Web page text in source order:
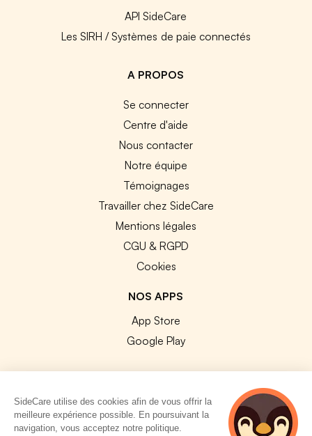
API SideCare
Les SIRH / Systèmes de paie connectés
A PROPOS
Se connecter
Centre d'aide
Nous contacter
Notre équipe
Témoignages
Travailler chez SideCare
Mentions légales
CGU & RGPD
Cookies
NOS APPS
App Store
Google Play
© 2026 SideCare. Tous droits réservés.
SideCare utilise des cookies afin de vous offrir la
meilleure expérience possible. En poursuivant la
navigation, vous acceptez notre politique.